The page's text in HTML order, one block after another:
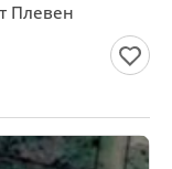
Плевен